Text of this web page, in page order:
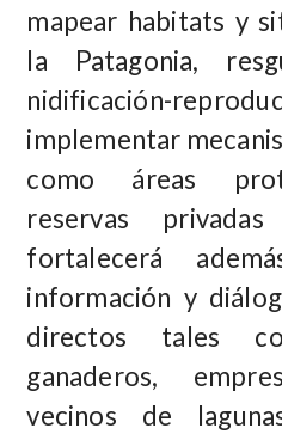
mapear habitats y
la Patagonia,
nidificación-
implementar
como áreas
reservas
fortalecerá
información y
directos tales
ganaderos,
vecinos de